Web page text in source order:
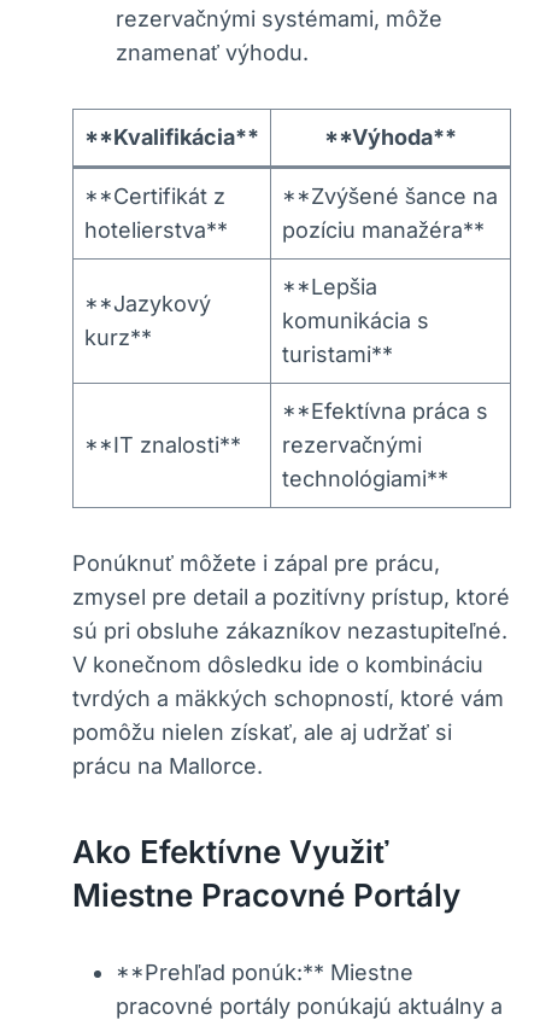
rezervačnými systémami, môže
znamenať výhodu.
**Kvalifikácia** **Výhoda**
**Certifikát z
hotelierstva**
**Zvýšené šance na
pozíciu manažéra**
**Jazykový
kurz**
**Lepšia
komunikácia s
turistami**
**IT znalosti**
**Efektívna práca s
rezervačnými
technológiami**
Ponúknuť môžete i zápal pre prácu,
zmysel pre detail a pozitívny prístup, ktoré
sú pri obsluhe zákazníkov nezastupiteľné.
V konečnom dôsledku ide o kombináciu
tvrdých a mäkkých schopností, ktoré vám
pomôžu nielen získať, ale aj udržať si
prácu na Mallorce.
Ako Efektívne Využiť
Miestne Pracovné Portály
**Prehľad ponúk:** Miestne
pracovné portály ponúkajú aktuálny a